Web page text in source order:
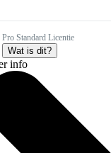
Pro Standard Licentie
Wat is dit?
info